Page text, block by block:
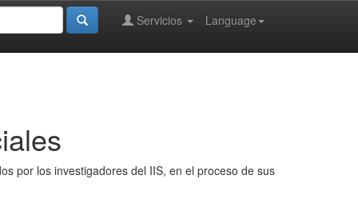
Language
Servicios
por los investigadores del IIS, en el proceso de sus